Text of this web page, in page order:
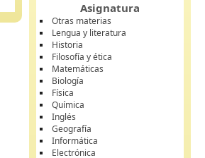
Asignatura
Otras materias
Lengua y literatura
Historia
Filosofía y ética
Matemáticas
Biología
Física
Química
Inglés
Geografía
Informática
Electrónica